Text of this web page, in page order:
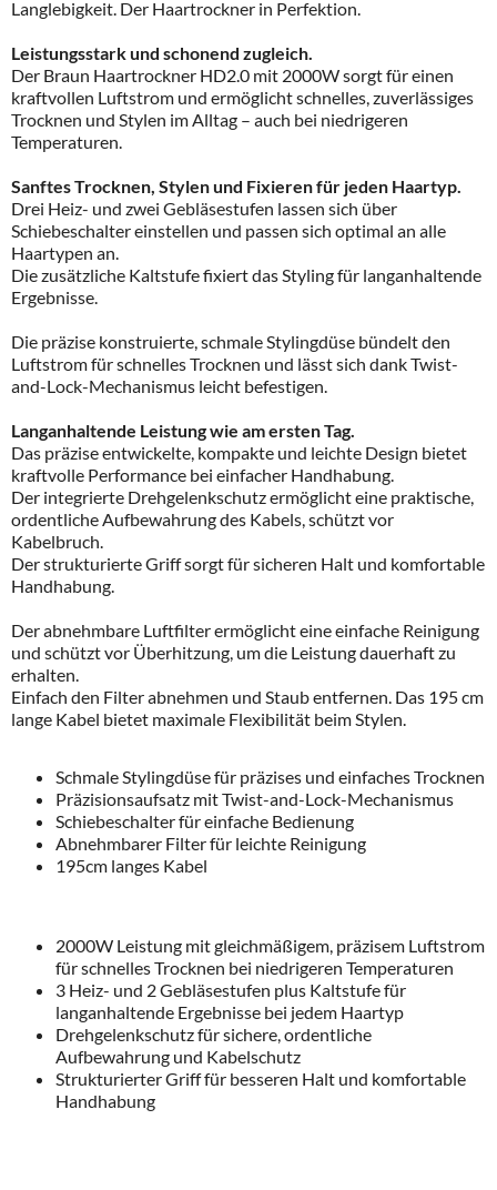
Langlebigkeit. Der Haartrockner in Perfektion.
Leistungsstark und schonend zugleich.
Der Braun Haartrockner HD2.0 mit 2000W sorgt für einen
kraftvollen Luftstrom und ermöglicht schnelles, zuverlässiges
Trocknen und Stylen im Alltag – auch bei niedrigeren
Temperaturen.
Sanftes Trocknen, Stylen und Fixieren für jeden Haartyp.
Drei Heiz- und zwei Gebläsestufen lassen sich über
Schiebeschalter einstellen und passen sich optimal an alle
Haartypen an.
Die zusätzliche Kaltstufe fixiert das Styling für langanhaltende
Ergebnisse.
Die präzise konstruierte, schmale Stylingdüse bündelt den
Luftstrom für schnelles Trocknen und lässt sich dank Twist-
and-Lock-Mechanismus leicht befestigen.
Langanhaltende Leistung wie am ersten Tag.
Das präzise entwickelte, kompakte und leichte Design bietet
kraftvolle Performance bei einfacher Handhabung.
Der integrierte Drehgelenkschutz ermöglicht eine praktische,
ordentliche Aufbewahrung des Kabels, schützt vor
Kabelbruch.
Der strukturierte Griff sorgt für sicheren Halt und komfortable
Handhabung.
Der abnehmbare Luftfilter ermöglicht eine einfache Reinigung
und schützt vor Überhitzung, um die Leistung dauerhaft zu
erhalten.
Einfach den Filter abnehmen und Staub entfernen. Das 195 cm
lange Kabel bietet maximale Flexibilität beim Stylen.
Schmale Stylingdüse für präzises und einfaches Trocknen
Präzisionsaufsatz mit Twist-and-Lock-Mechanismus
Schiebeschalter für einfache Bedienung
Abnehmbarer Filter für leichte Reinigung
195cm langes Kabel
2000W Leistung mit gleichmäßigem, präzisem Luftstrom
für schnelles Trocknen bei niedrigeren Temperaturen
3 Heiz- und 2 Gebläsestufen plus Kaltstufe für
langanhaltende Ergebnisse bei jedem Haartyp
Drehgelenkschutz für sichere, ordentliche
Aufbewahrung und Kabelschutz
Strukturierter Griff für besseren Halt und komfortable
Handhabung